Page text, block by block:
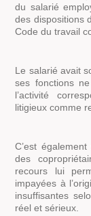
du salarié
des dispositions
Code du travail
Le salarié avait
ses fonctions
l’activité
litigieux comme
C’est
des
recours lui
impayées à
insuffisantes
réel et sérieux.